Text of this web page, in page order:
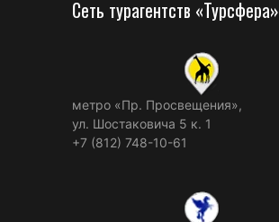
Сеть турагентств «Турсфера»
метро «Пр. Просвещения»,
ул. Шостаковича 5 к. 1
+7 (812) 748-10-61